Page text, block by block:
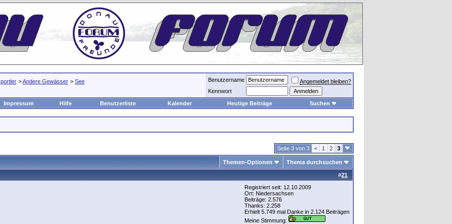
>Andere Gewässer > See Benutzername
Angemeldet bleiben?
Kennwort
Impressum Hilfe Benutzerliste Kalender Heutige Beiträge Suchen
Seite 3 von 3 < 1 2 3
Themen-Optionen Thema durchsuchen
#21
Registriert seit: 12.10.2009
Ort: Niedersachsen
Beiträge: 2.576
Thanks: 2.258
Erhielt 5.749 mal Danke in 2.124 Beiträgen
Meine Stimmung: